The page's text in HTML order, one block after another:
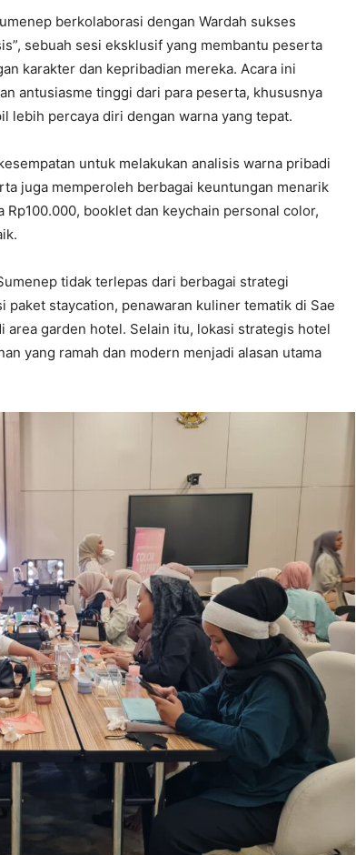
berkolaborasi dengan Wardah sukses
sebuah sesi eksklusif yang membantu peserta
karakter dan kepribadian mereka. Acara ini
antusiasme tinggi dari para peserta, khususnya
lebih percaya diri dengan warna yang tepat.
untuk melakukan analisis warna pribadi
juga memperoleh berbagai keuntungan menarik
booklet dan keychain personal color,
tidak terlepas dari berbagai strategi
paket staycation, penawaran kuliner tematik di Sae
area garden hotel. Selain itu, lokasi strategis hotel
yang ramah dan modern menjadi alasan utama